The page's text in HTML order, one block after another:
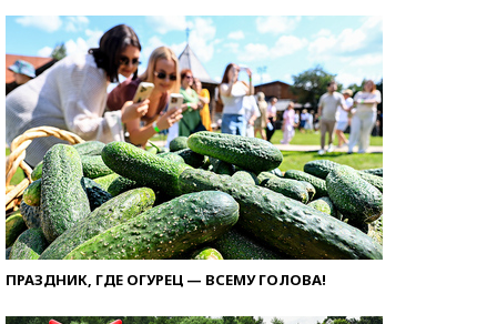
ПРАЗДНИК, ГДЕ ОГУРЕЦ — ВСЕМУ ГОЛОВА!